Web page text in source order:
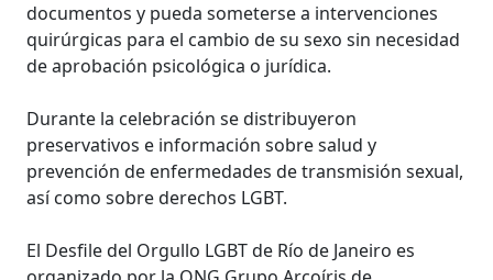
documentos y pueda someterse a intervenciones
quirúrgicas para el cambio de su sexo sin necesidad
de aprobación psicológica o jurídica.
Durante la celebración se distribuyeron
preservativos e información sobre salud y
prevención de enfermedades de transmisión sexual,
así como sobre derechos LGBT.
El Desfile del Orgullo LGBT de Río de Janeiro es